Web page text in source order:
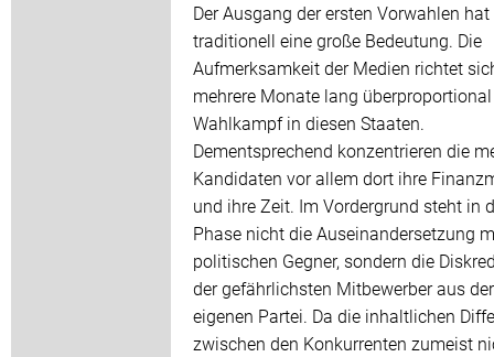
Der Ausgang der ersten Vorwahlen hat
traditionell eine große Bedeutung. Die
Aufmerksamkeit der Medien richtet
mehrere Monate lang
Wahlkampf in diesen Staaten.
Dementsprechend konzentrieren die
Kandidaten vor allem dort ihre
und ihre Zeit. Im Vordergrund steht in
Phase nicht die Auseinandersetzung
politischen Gegner, sondern die
der gefährlichsten Mitbewerber aus der
eigenen Partei. Da die inhaltlichen
zwischen den Konkurrenten zumeist